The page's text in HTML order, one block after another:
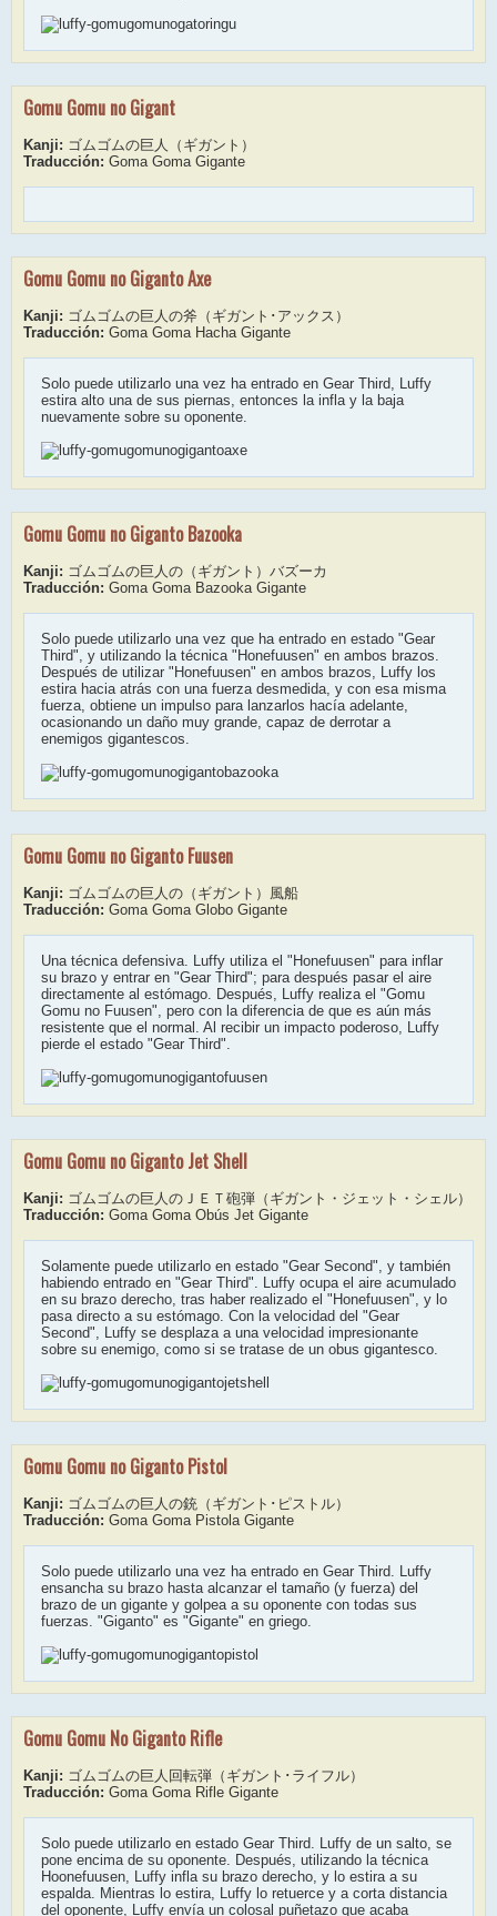
Gomu Gomu no Gigant
Kanji: ゴムゴムの巨人（ギガント）
Traducción: Goma Goma Gigante
Gomu Gomu no Giganto Axe
Kanji: ゴムゴムの巨人の斧（ギガント･アックス）
Traducción: Goma Goma Hacha Gigante
Solo puede utilizarlo una vez ha entrado en Gear Third, Luffy
estira alto una de sus piernas, entonces la infla y la baja
nuevamente sobre su oponente.
Gomu Gomu no Giganto Bazooka
Kanji: ゴムゴムの巨人の（ギガント）バズーカ
Traducción: Goma Goma Bazooka Gigante
Solo puede utilizarlo una vez que ha entrado en estado "Gear
Third", y utilizando la técnica "Honefuusen" en ambos brazos.
Después de utilizar "Honefuusen" en ambos brazos, Luffy los
estira hacia atrás con una fuerza desmedida, y con esa misma
fuerza, obtiene un impulso para lanzarlos hacía adelante,
ocasionando un daño muy grande, capaz de derrotar a
enemigos gigantescos.
Gomu Gomu no Giganto Fuusen
Kanji: ゴムゴムの巨人の（ギガント）風船
Traducción: Goma Goma Globo Gigante
Una técnica defensiva. Luffy utiliza el "Honefuusen" para inflar
su brazo y entrar en "Gear Third"; para después pasar el aire
directamente al estómago. Después, Luffy realiza el "Gomu
Gomu no Fuusen", pero con la diferencia de que es aún más
resistente que el normal. Al recibir un impacto poderoso, Luffy
pierde el estado "Gear Third".
Gomu Gomu no Giganto Jet Shell
Kanji: ゴムゴムの巨人のＪＥＴ砲弾（ギガント・ジェット・シェル）
Traducción: Goma Goma Obús Jet Gigante
Solamente puede utilizarlo en estado "Gear Second", y también
habiendo entrado en "Gear Third". Luffy ocupa el aire acumulado
en su brazo derecho, tras haber realizado el "Honefuusen", y lo
pasa directo a su estómago. Con la velocidad del "Gear
Second", Luffy se desplaza a una velocidad impresionante
sobre su enemigo, como si se tratase de un obus gigantesco.
Gomu Gomu no Giganto Pistol
Kanji: ゴムゴムの巨人の銃（ギガント･ピストル）
Traducción: Goma Goma Pistola Gigante
Solo puede utilizarlo una vez ha entrado en Gear Third. Luffy
ensancha su brazo hasta alcanzar el tamaño (y fuerza) del
brazo de un gigante y golpea a su oponente con todas sus
fuerzas. "Giganto" es "Gigante" en griego.
Gomu Gomu No Giganto Rifle
Kanji: ゴムゴムの巨人回転弾（ギガント･ライフル）
Traducción: Goma Goma Rifle Gigante
Solo puede utilizarlo en estado Gear Third. Luffy de un salto, se
pone encima de su oponente. Después, utilizando la técnica
Hoonefuusen, Luffy infla su brazo derecho, y lo estira a su
espalda. Mientras lo estira, Luffy lo retuerce y a corta distancia
del oponente, Luffy envía un colosal puñetazo que acaba